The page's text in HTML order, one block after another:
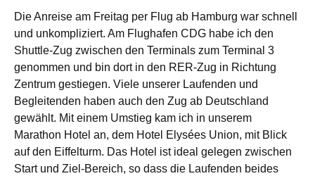
Die Anreise am Freitag per Flug ab Hamburg war schnell
und unkompliziert. Am Flughafen CDG habe ich den
Shuttle-Zug zwischen den Terminals zum Terminal 3
genommen und bin dort in den RER-Zug in Richtung
Zentrum gestiegen. Viele unserer Laufenden und
Begleitenden haben auch den Zug ab Deutschland
gewählt. Mit einem Umstieg kam ich in unserem
Marathon Hotel an, dem Hotel Elysées Union, mit Blick
auf den Eiffelturm. Das Hotel ist ideal gelegen zwischen
Start und Ziel-Bereich, so dass die Laufenden beides